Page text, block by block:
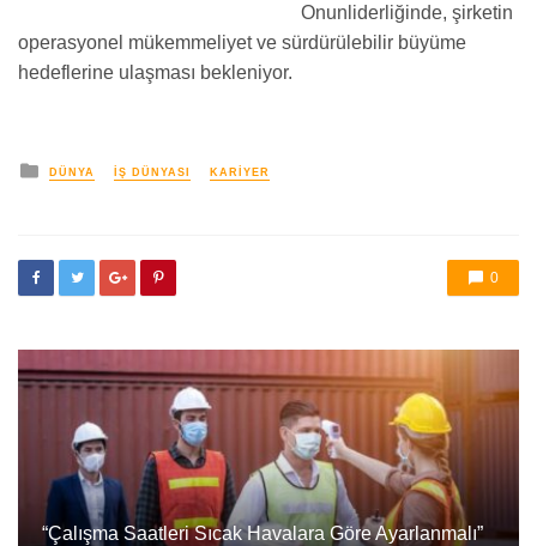
Onunliderliğinde, şirketin
operasyonel mükemmeliyet ve sürdürülebilir büyüme
hedeflerine ulaşması bekleniyor.
yayınlanan
DÜNYA İŞ DÜNYASI KARIYER
0
“Çalışma Saatleri Sıcak Havalara Göre Ayarlanmalı”